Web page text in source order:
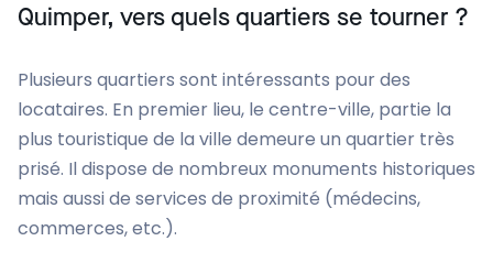
Quimper, vers quels quartiers se tourner ?
Plusieurs quartiers sont intéressants pour des
locataires. En premier lieu, le centre-ville, partie la
plus touristique de la ville demeure un quartier très
prisé. Il dispose de nombreux monuments historiques
mais aussi de services de proximité (médecins,
commerces, etc.).